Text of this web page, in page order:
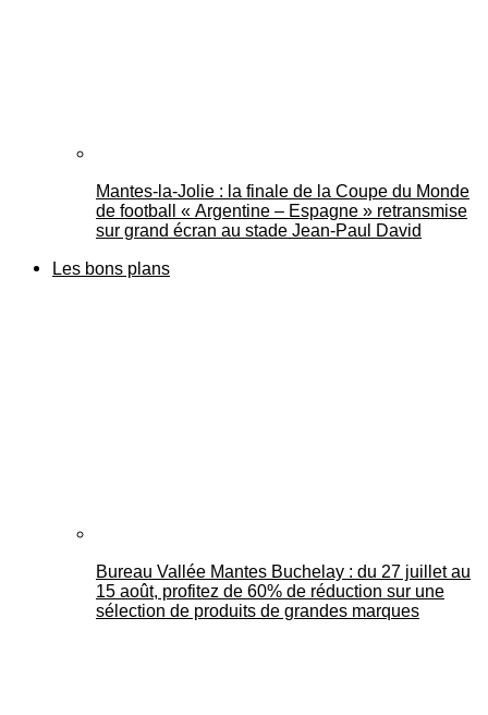
Mantes-la-Jolie : la finale de la Coupe du Monde
de football « Argentine – Espagne » retransmise
sur grand écran au stade Jean-Paul David
Les bons plans
Bureau Vallée Mantes Buchelay : du 27 juillet au
15 août, profitez de 60% de réduction sur une
sélection de produits de grandes marques